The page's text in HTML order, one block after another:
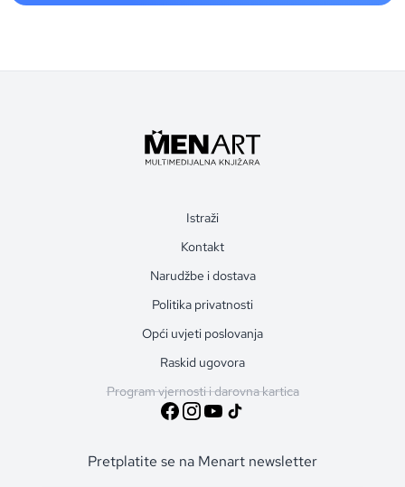
Istraži
Kontakt
Narudžbe i dostava
Politika privatnosti
Opći uvjeti poslovanja
Raskid ugovora
Program vjernosti i darovna kartica
Pretplatite se na Menart newsletter